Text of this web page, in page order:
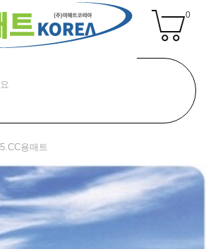
0
5.CC용매트